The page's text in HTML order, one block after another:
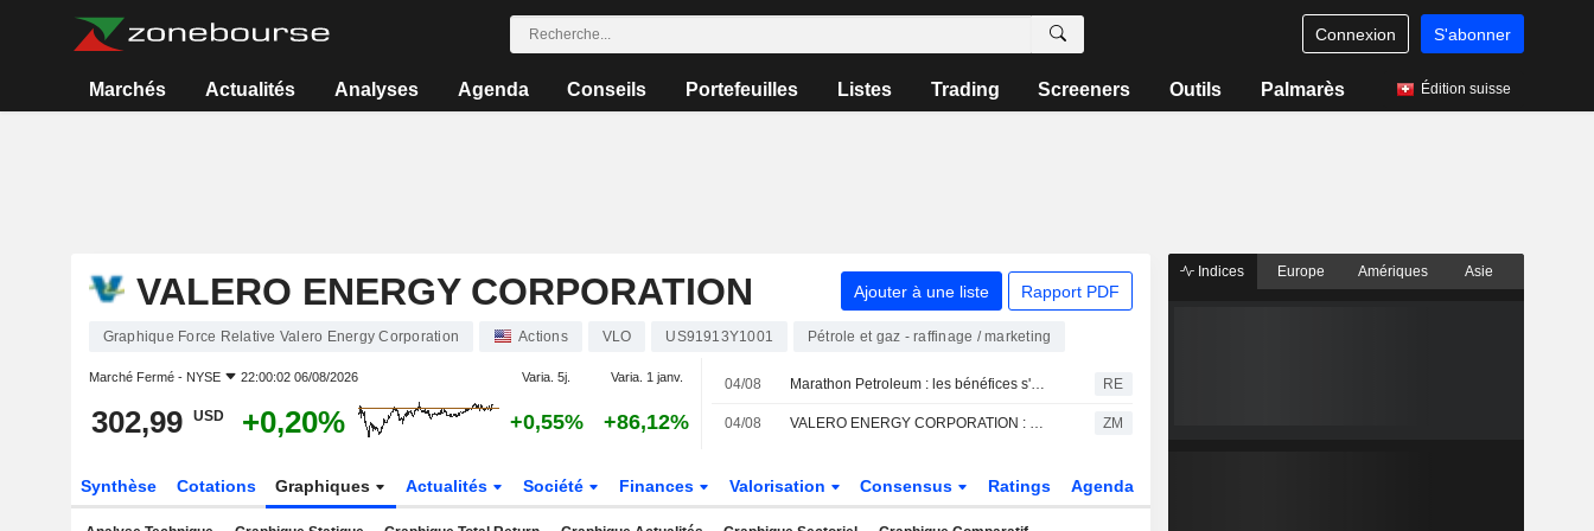
Connexion S'abonner
Marchés Actualités Analyses Agenda Conseils Portefeuilles Listes Trading Screeners Outils Palmarès Édition suisse
VALERO ENERGY CORPORATION Ajouter à une liste Rapport PDF
Graphique Force Relative Valero Energy Corporation Actions VLO US91913Y1001 Pétrole et gaz - raffinage / marketing
Marché Fermé - NYSE 22:00:02 06/08/2026 Varia. 5j. Varia. 1 janv.
302,99 USD +0,20% +0,55% +86,12%
04/08 Marathon Petroleum : les bénéfices s'envolent grâce à la forte progression des marges de raffinage RE
04/08 VALERO ENERGY CORPORATION : Mizuho Securities maintient sa recommandation neutre ZM
Synthèse Cotations Graphiques Actualités Société Finances Valorisation Consensus Ratings Agenda
Indices Europe Amériques Asie